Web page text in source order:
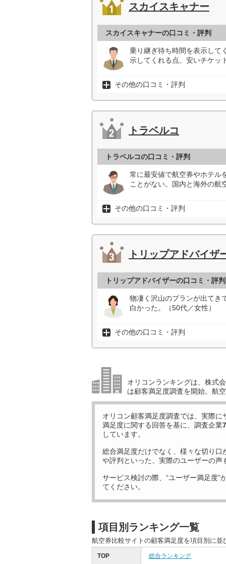
スカイスキャナー
スカイスキャナーの口コミ・評判
乗り継ぎ待ち時間を表示して
示してくれる点。安いチケッ
その他の口コミ・評判
トラベルコ
トラベルコの口コミ・評判
常に最安値で航空券やホテル
ことがない。国内と海外の航
その他の口コミ・評判
トリップアドバイザ
トリップアドバイザーの口コミ・評判
物凄く沢山のプランが出てき
白かった。（50代／女性）
その他の口コミ・評判
オリコンランキングは、株式
は顧客満足度調査を開始。航
オリコン顧客満足度調査では、実際に
満足度に関する回答を基に、調査企業7
しています。
総合満足度だけでなく、様々な切り口
や評判といった、実際のユーザーの声
サービス検討の際、“ユーザー満足度”
てください。
項目別ランキング一覧
航空券比較サイトの顧客満足度を項目別に
TOP 総合ランキング